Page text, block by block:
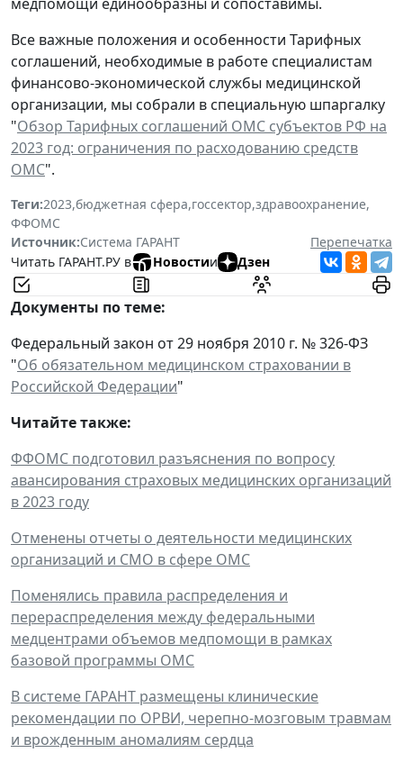
Все важные положения и особенности Тарифных
соглашений, необходимые в работе специалистам
финансово-экономической службы медицинской
организации, мы собрали в специальную шпаргалку
"Обзор Тарифных соглашений ОМС субъектов РФ на
2023 год: ограничения по расходованию средств
ОМС".
Теги:2023,бюджетная сфера,госсектор,здравоохранение,
ФФОМС
Источник:Система ГАРАНТ
Перепечатка
Читать ГАРАНТ.РУ в
Новостии Дзен
Документы по теме:
Федеральный закон от 29 ноября 2010 г. № 326-ФЗ
"Об обязательном медицинском страховании в
Российской Федерации"
Читайте также:
ФФОМС подготовил разъяснения по вопросу
авансирования страховых медицинских организаций
в 2023 году
Отменены отчеты о деятельности медицинских
организаций и СМО в сфере ОМС
Поменялись правила распределения и
перераспределения между федеральными
медцентрами объемов медпомощи в рамках
базовой программы ОМС
В системе ГАРАНТ размещены клинические
рекомендации по ОРВИ, черепно-мозговым травмам
и врожденным аномалиям сердца